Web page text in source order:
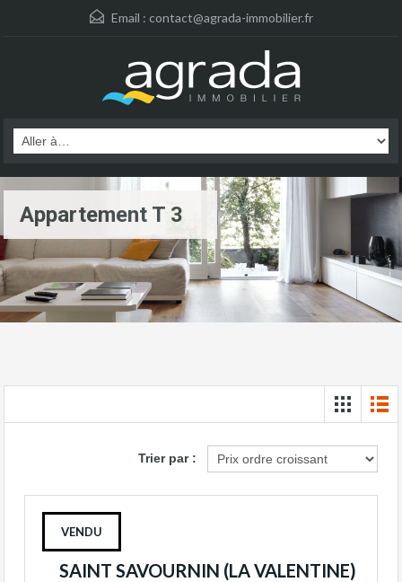
Email : contact@agrada-immobilier.fr
Appartement T 3
Trier par :
VENDU
SAINT SAVOURNIN (LA VALENTINE)